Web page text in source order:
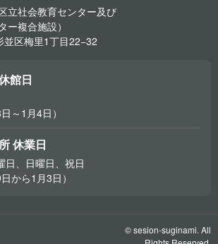
立社会教育センター及び
ー複合施設）
区梅里1丁目22−32
館日
～1月4日）
休業日
日、日曜日、祝日
から1月3日）
© sesion-suginami. All